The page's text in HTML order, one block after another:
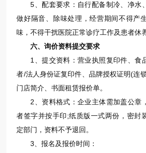
5、配套要求：自行配备制冷、净水
做好隔音、除味处理，经营期间不得产
味，不得干扰医院正常诊疗工作及患者休
六、询价资料提交要求
1、提交资料：营业执照复印件、食
者/法人身份证复印件、品牌授权证明(连
门店简介、书面租赁报价单。
2、资料格式：企业主体需加盖公章
者签字并按手印;纸质版一式两份，密封
定部门，资料不予退回。
3、报名及报价时间：